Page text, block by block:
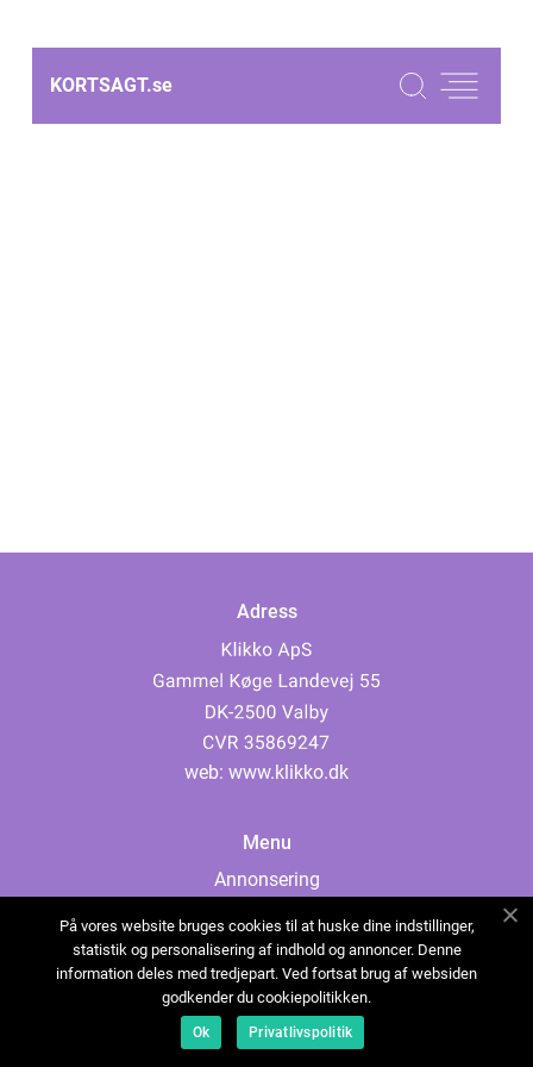
KORTSAGT.se
Adress
web: www.klikko.dk
Menu
Annonsering
Cookies
Kontakta oss
Sitemap
På vores website bruges cookies til at huske dine indstillinger,
statistik og personalisering af indhold og annoncer. Denne
information deles med tredjepart. Ved fortsat brug af websiden
godkender du cookiepolitikken.
Ok Privatlivspolitik